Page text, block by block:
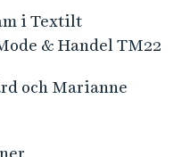
i Textilt
& Handel TM22
och Marianne